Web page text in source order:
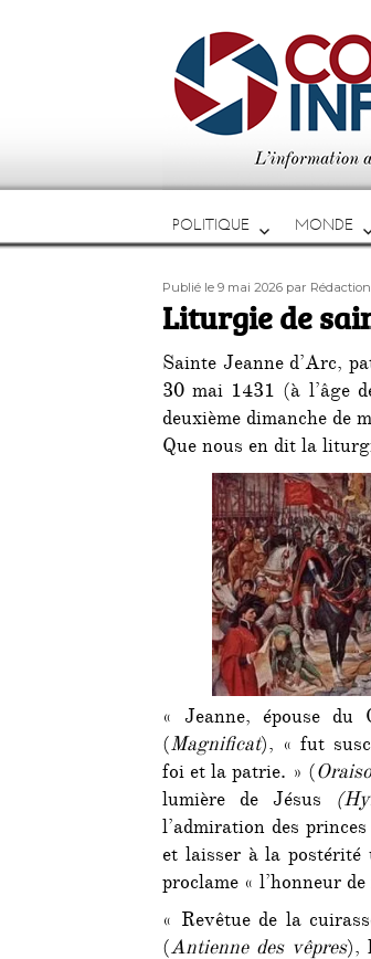
POLITIQUE MONDE
Publié
le
Publié le 9 mai 2026 Auteur
par Rédaction
Liturgie de
Sainte Jeanne d’Arc,
30 mai 1431 (à l’âge
deuxième dimanche de
Que nous en dit la
« Jeanne, épouse
(Magnificat), « fut
foi et la patrie. » (
lumière de Jésus
l’admiration des
et laisser à la postérité
proclame « l’honneur
« Revêtue de la
(Antienne des vêpres),